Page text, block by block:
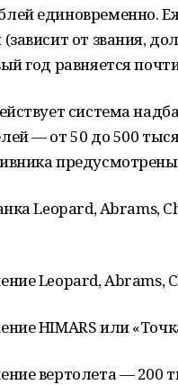
единовременно.
от звания,
год равняется
система
— от 50 до 500
Leopard, Abrams,
Leopard, Abrams,
HIMARS или
вертолета — 200